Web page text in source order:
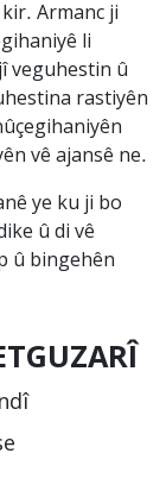
Armanc ji
li
veguhestin û
rastiyên
vê ajansê ne.
ye ku ji bo
û di vê
û bingehên